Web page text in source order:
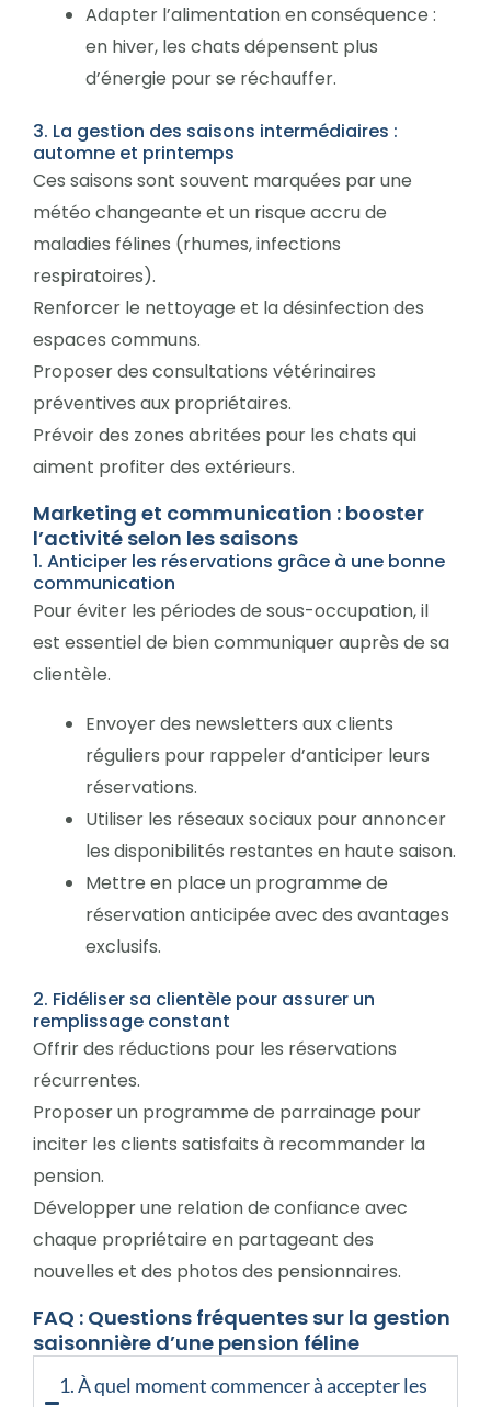
Adapter l’alimentation en conséquence :
en hiver, les chats dépensent plus
d’énergie pour se réchauffer.
3. La gestion des saisons intermédiaires :
automne et printemps
Ces saisons sont souvent marquées par une
météo changeante et un risque accru de
maladies félines (rhumes, infections
respiratoires).
Renforcer le nettoyage et la désinfection des
espaces communs.
Proposer des consultations vétérinaires
préventives aux propriétaires.
Prévoir des zones abritées pour les chats qui
aiment profiter des extérieurs.
Marketing et communication : booster
l’activité selon les saisons
1. Anticiper les réservations grâce à une bonne
communication
Pour éviter les périodes de sous-occupation, il
est essentiel de bien communiquer auprès de sa
clientèle.
Envoyer des newsletters aux clients
réguliers pour rappeler d’anticiper leurs
réservations.
Utiliser les réseaux sociaux pour annoncer
les disponibilités restantes en haute saison.
Mettre en place un programme de
réservation anticipée avec des avantages
exclusifs.
2. Fidéliser sa clientèle pour assurer un
remplissage constant
Offrir des réductions pour les réservations
récurrentes.
Proposer un programme de parrainage pour
inciter les clients satisfaits à recommander la
pension.
Développer une relation de confiance avec
chaque propriétaire en partageant des
nouvelles et des photos des pensionnaires.
FAQ : Questions fréquentes sur la gestion
saisonnière d’une pension féline
1. À quel moment commencer à accepter les